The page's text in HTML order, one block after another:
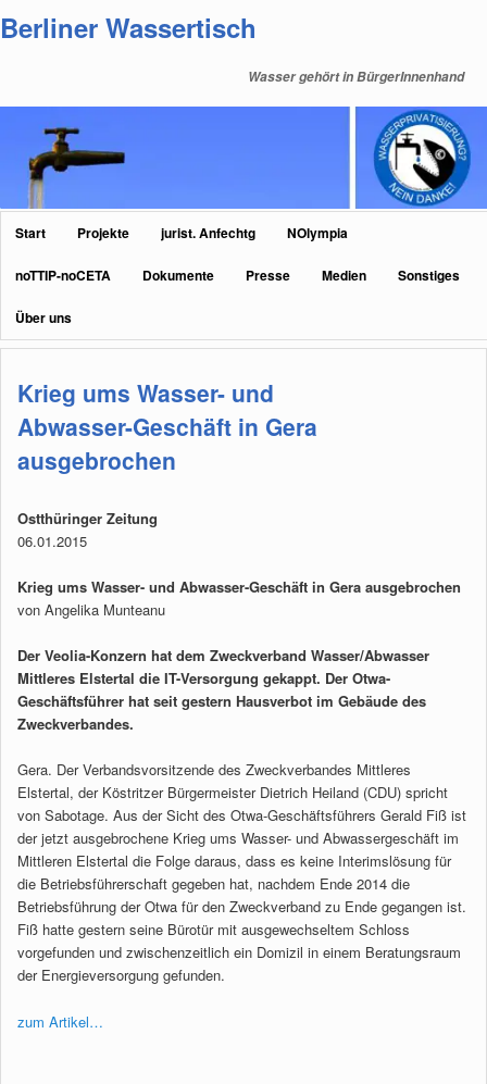
primären
sekundären
Berliner Wassertisch
Wasser gehört in BürgerInnenhand
Hauptmenü
Start Projekte jurist. Anfechtg NOlympia
noTTIP-noCETA Dokumente Presse Medien Sonstiges
Über uns
Krieg ums Wasser- und
Abwasser-Geschäft in Gera
ausgebrochen
Ostthüringer Zeitung
06.01.2015
Krieg ums Wasser- und Abwasser-Geschäft in Gera ausgebrochen
von Angelika Munteanu
Der Veolia-Konzern hat dem Zweckverband Wasser/Abwasser
Mittleres Elstertal die IT-Versorgung gekappt. Der Otwa-
Geschäftsführer hat seit gestern Hausverbot im Gebäude des
Zweckverbandes.
Gera. Der Verbandsvorsitzende des Zweckverbandes Mittleres
Elstertal, der Köstritzer Bürgermeister Dietrich Heiland (CDU) spricht
von Sabotage. Aus der Sicht des Otwa-Geschäftsführers Gerald Fiß ist
der jetzt ausgebrochene Krieg ums Wasser- und Abwassergeschäft im
Mittleren Elstertal die Folge daraus, dass es keine Interimslösung für
die Betriebsführerschaft gegeben hat, nachdem Ende 2014 die
Betriebsführung der Otwa für den Zweckverband zu Ende gegangen ist.
Fiß hatte gestern seine Bürotür mit ausgewechseltem Schloss
vorgefunden und zwischenzeitlich ein Domizil in einem Beratungsraum
der Energieversorgung gefunden.
zum Artikel…